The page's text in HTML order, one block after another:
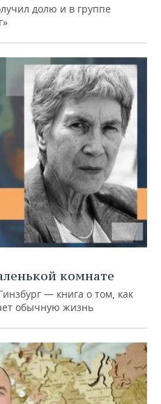
долю и в группе
комнате
— книга о том, как
обычную жизнь